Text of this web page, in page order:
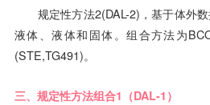
规定性方法2(DAL-2)，基于体外
液体、液体和固体。组合方法为
(STE,TG491)。
三、规定性方法组合1（DAL-1）